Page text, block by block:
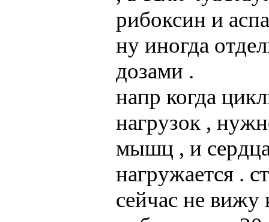
рибоксин и
ну иногда
дозами .
напр когда
нагрузок ,
мышц , и
нагружается .
сейчас не